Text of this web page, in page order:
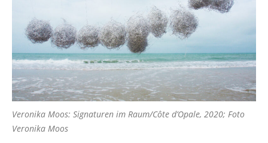
Veronika Moos: Signaturen im Raum/Côte d’Opale, 2020; Foto
Veronika Moos